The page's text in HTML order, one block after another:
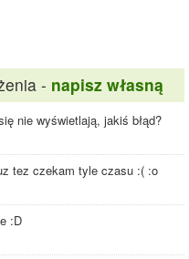
- napisz własną
nie wyświetlają, jakiś błąd?
tez czekam tyle czasu :( :o
:D